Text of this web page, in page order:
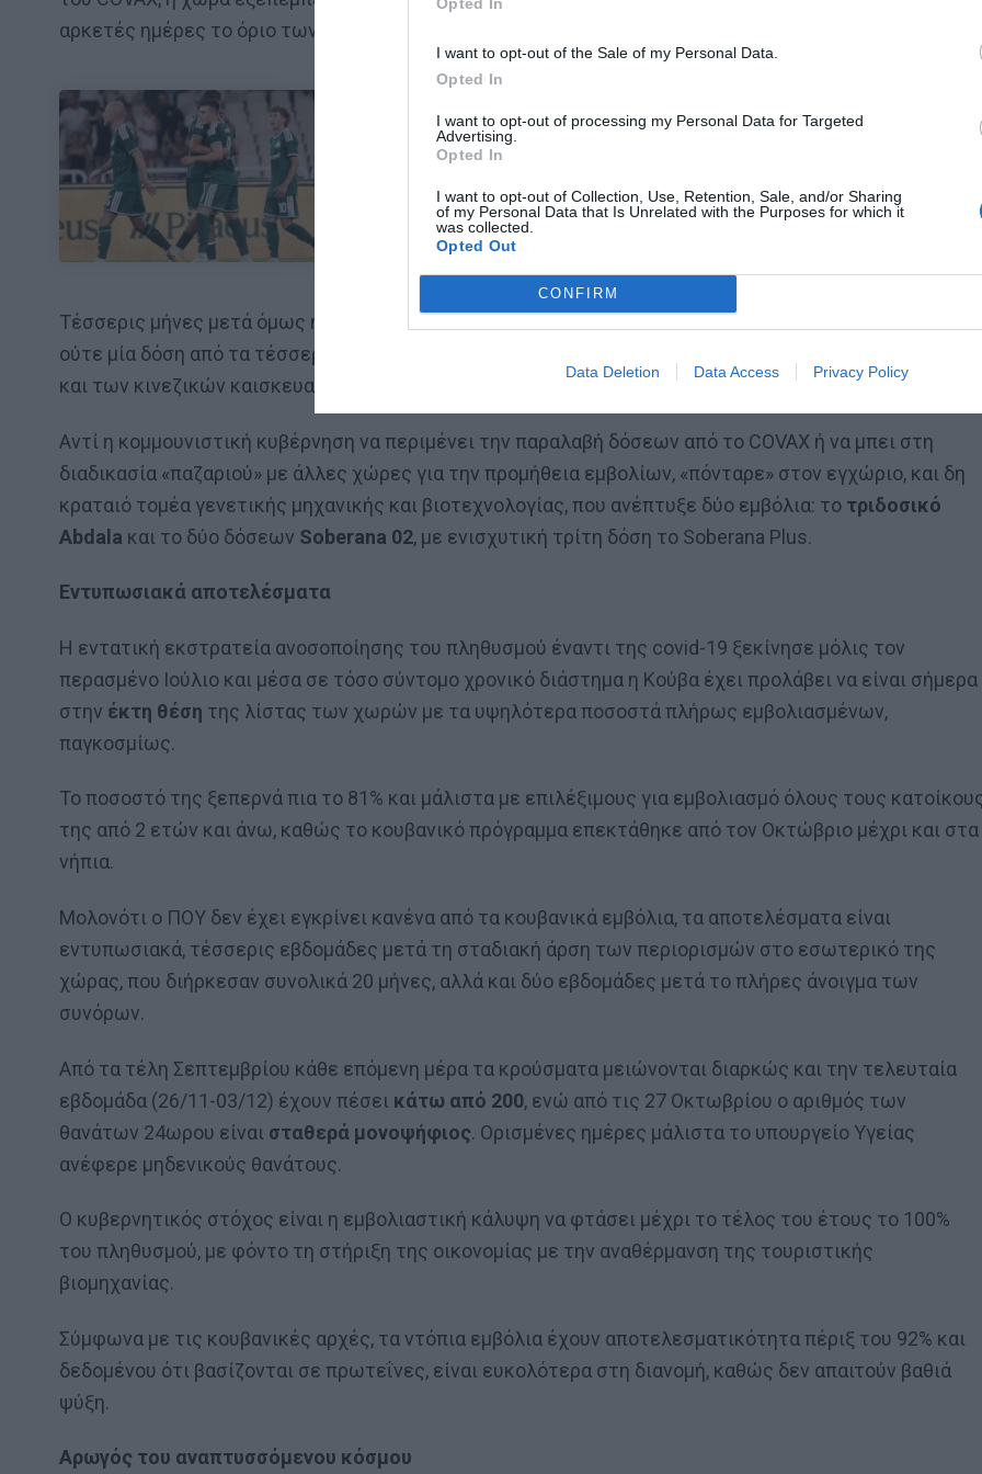
I want to opt-out of the Sale of my Personal Data.
Opted In
I want to opt-out of processing my Personal Data for Targeted
Advertising.
Opted In
I want to opt-out of Collection, Use, Retention, Sale, and/or Sharing
of my Personal Data that Is Unrelated with the Purposes for which it
was collected.
Opted Out
CONFIRM
Data Deletion Data Access Privacy Policy
αρκετές ημέρες το όριο των 10.000 και τους θανάτους το αντίστοιχο των 100.
Φαίνεται με τη μία για τον Γιάγκουσιτς
Τέσσερις μήνες μετά όμως η ανάκαμψη σε υγειονομικό επίπεδο είναι πλήρης, χωρίς να έχει
ούτε μία δόση από τα τέσσερα εμβόλια που έχει εγκρίνει ο ΠΟΥ, ούτε καν με τη βοήθεια του ρωσικού
και των κινεζικών καισκευασμάτων.
Αντί η κομμουνιστική κυβέρνηση να περιμένει την παραλαβή δόσεων από το COVAX ή να μπει στη
διαδικασία «παζαριού» με άλλες χώρες για την προμήθεια εμβολίων, «πόνταρε» στον εγχώριο, και δη
κραταιό τομέα γενετικής μηχανικής και βιοτεχνολογίας, που ανέπτυξε δύο εμβόλια: το τριδοσικό
Abdala και το δύο δόσεων Soberana 02, με ενισχυτική τρίτη δόση το Soberana Plus.
Εντυπωσιακά αποτελέσματα
Η εντατική εκστρατεία ανοσοποίησης του πληθυσμού έναντι της covid-19 ξεκίνησε μόλις τον
περασμένο Ιούλιο και μέσα σε τόσο σύντομο χρονικό διάστημα η Κούβα έχει προλάβει να είναι σήμερα
στην έκτη θέση της λίστας των χωρών με τα υψηλότερα ποσοστά πλήρως εμβολιασμένων,
παγκοσμίως.
Το ποσοστό της ξεπερνά πια το 81% και μάλιστα με επιλέξιμους για εμβολιασμό όλους τους
της από 2 ετών και άνω, καθώς το κουβανικό πρόγραμμα επεκτάθηκε από τον Οκτώβριο μέχρι και στα
νήπια.
Μολονότι ο ΠΟΥ δεν έχει εγκρίνει κανένα από τα κουβανικά εμβόλια, τα αποτελέσματα είναι
εντυπωσιακά, τέσσερις εβδομάδες μετά τη σταδιακή άρση των περιορισμών στο εσωτερικό της
χώρας, που διήρκεσαν συνολικά 20 μήνες, αλλά και δύο εβδομάδες μετά το πλήρες άνοιγμα των
συνόρων.
Από τα τέλη Σεπτεμβρίου κάθε επόμενη μέρα τα κρούσματα μειώνονται διαρκώς και την τελευταία
εβδομάδα (26/11-03/12) έχουν πέσει κάτω από 200, ενώ από τις 27 Οκτωβρίου ο αριθμός των
θανάτων 24ωρου είναι σταθερά μονοψήφιος. Ορισμένες ημέρες μάλιστα το υπουργείο Υγείας
ανέφερε μηδενικούς θανάτους.
Ο κυβερνητικός στόχος είναι η εμβολιαστική κάλυψη να φτάσει μέχρι το τέλος του έτους το 100%
του πληθυσμού, με φόντο τη στήριξη της οικονομίας με την αναθέρμανση της τουριστικής
βιομηχανίας.
Σύμφωνα με τις κουβανικές αρχές, τα ντόπια εμβόλια έχουν αποτελεσματικότητα πέριξ του 92% και
δεδομένου ότι βασίζονται σε πρωτεΐνες, είναι ευκολότερα στη διανομή, καθώς δεν απαιτούν βαθιά
ψύξη.
Αρωγός του αναπτυσσόμενου κόσμου